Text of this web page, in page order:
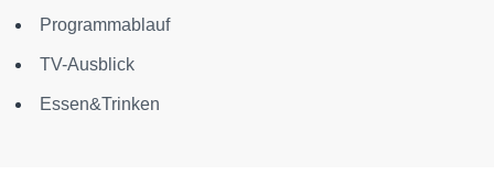
Programmablauf
TV-Ausblick
Essen&Trinken